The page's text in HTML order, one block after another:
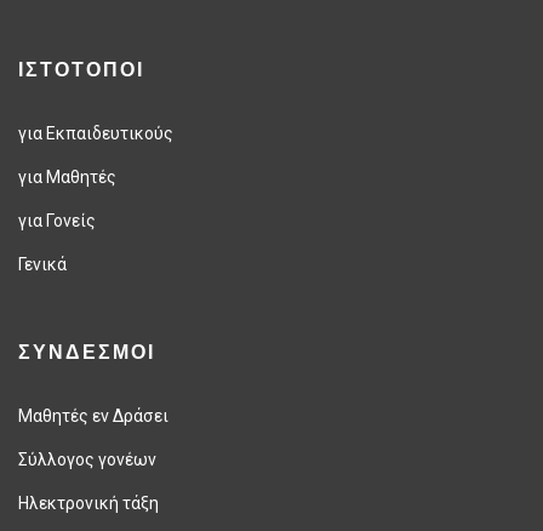
ΙΣΤΟΤΟΠΟΙ
για Εκπαιδευτικούς
για Μαθητές
για Γονείς
Γενικά
ΣΥΝΔΕΣΜΟΙ
Μαθητές εν Δράσει
Σύλλογος γονέων
Ηλεκτρονική τάξη